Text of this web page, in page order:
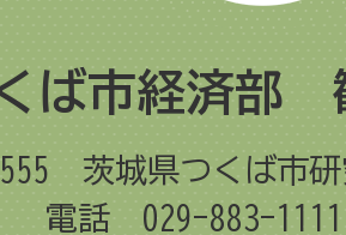
ば市経済部
茨城県つくば市
電話 029-883-1111